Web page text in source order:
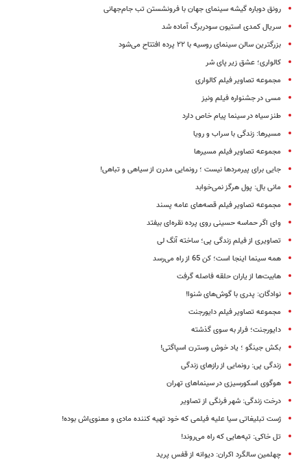
رونق دوباره گیشه سینمای جهان با فرونشستن تب جام‌جهانی
سریال کمدی استیون سودربرگ آماده شد
بزرگترین سالن سینمای روسیه با ۲۲ پرده افتتاح می‌شود
کالواری؛ عشق زیر پای شر
مجموعه تصاویر فیلم کالواری
مسی در جشنواره فیلم ونیز
طنز سیاه در سینما پیام خاص دارد
مسیرها: زندگی با سراب و رویا
مجموعه تصاویر فیلم مسیرها
جایی برای پیرمردها نیست ؛ رونمایی مدرن از سیاهی و تباهی!
مانی بال: پول هرگز نمی‌خوابد
مجموعه تصاویر فیلم قصه‌های عامه پسند
وای اگر حماسه حسینی روی پرده نقره‌ای بیفتد
تصاویری از فیلم زندگی پی؛ ساخته آنگ لی
همه سینما اینجا است؛ کن 65 از راه می‌رسد
هابیت‌ها از یاران حلقه‌ فاصله گرفت
نوادگان: پدری با گوش‌های شنوا!
مجموعه تصاویر فیلم دایورجنت
دایورجنت؛ فرار به سوی گذشته
بکش جینگو ؛ یاد خوش وسترن اسپاگتی!
زندگی پی: رونمایی از رازهای زندگی
هوگوی اسکورسیزی در سینماهای تهران
درخت زندگی: شهر فرنگی از تصاویر
ژست تبلیغاتی سیا علیه فیلمی که خود تهیه کننده مادی‌ و معنوی‌اش بوده!
تل خاکی: تپه‌هایی که راه می‌روند!
چهلمین سالگرد اکران: دیوانه از قفس پرید